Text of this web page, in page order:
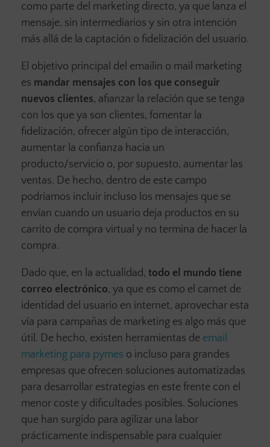
como parte del marketing directo, ya que lanza el
mensaje, sin intermediarios y sin otra intención
más allá de la captación o fidelización del usuario.
El objetivo principal del emailin o mail marketing
es mandar mensajes con los que conseguir
nuevos clientes, afianzar la relación que se tenga
con los que ya son clientes, fomentar la
fidelización, ofrecer algún tipo de interacción,
aumentar la confianza hacia un
producto/servicio o, por supuesto, aumentar las
ventas. De hecho, dentro de este campo
podríamos incluir incluso los mensajes que se
envían cuando un usuario deja productos en su
carrito de compra virtual y no termina de hacer la
compra.
Dado que, en la actualidad, todo el mundo tiene
correo electrónico, ya que es como el carnet de
identidad del usuario en internet, aprovechar esta
vía para campañas de marketing es algo más que
útil. De hecho, existen herramientas de email
marketing para pymes o incluso para grandes
empresas que ofrecen soluciones automatizadas
para desarrollar estrategias en este frente con el
menor coste y dificultades posibles. Soluciones
que han surgido para agilizar una labor
prácticamente indispensable para cualquier